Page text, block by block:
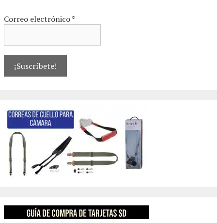
Correo electrónico*